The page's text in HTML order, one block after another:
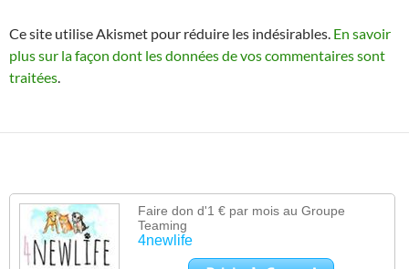
Ce site utilise Akismet pour réduire les indésirables. En savoir
plus sur la façon dont les données de vos commentaires sont
traitées.